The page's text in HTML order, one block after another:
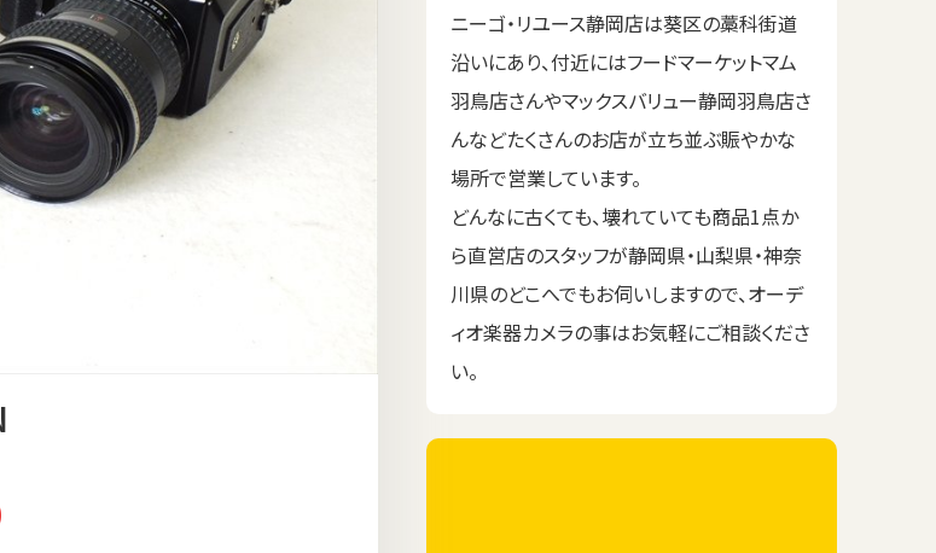
ニーゴ・リユース静岡店は葵区の藁科街道
沿いにあり、付近にはフードマーケットマム
羽鳥店さんやマックスバリュー静岡羽鳥店さ
んなどたくさんのお店が立ち並ぶ賑やかな
場所で営業しています。
どんなに古くても、壊れていても商品1点か
ら直営店のスタッフが静岡県・山梨県・神奈
川県のどこへでもお伺いしますので、オーデ
ィオ楽器カメラの事はお気軽にご相談くださ
い。